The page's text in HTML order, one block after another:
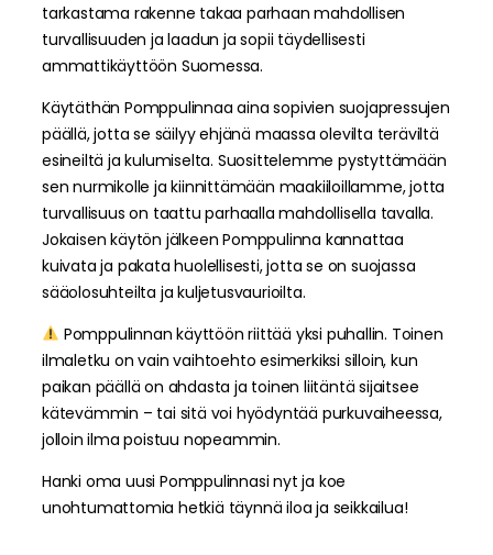
tarkastama rakenne takaa parhaan mahdollisen
turvallisuuden ja laadun ja sopii täydellisesti
ammattikäyttöön Suomessa.
Käytäthän Pomppulinnaa aina sopivien suojapressujen
päällä, jotta se säilyy ehjänä maassa olevilta teräviltä
esineiltä ja kulumiselta. Suosittelemme pystyttämään
sen nurmikolle ja kiinnittämään maakiiloillamme, jotta
turvallisuus on taattu parhaalla mahdollisella tavalla.
Jokaisen käytön jälkeen Pomppulinna kannattaa
kuivata ja pakata huolellisesti, jotta se on suojassa
sääolosuhteilta ja kuljetusvaurioilta.
Pomppulinnan käyttöön riittää yksi puhallin. Toinen
ilmaletku on vain vaihtoehto esimerkiksi silloin, kun
paikan päällä on ahdasta ja toinen liitäntä sijaitsee
kätevämmin – tai sitä voi hyödyntää purkuvaiheessa,
jolloin ilma poistuu nopeammin.
Hanki oma uusi Pomppulinnasi nyt ja koe
unohtumattomia hetkiä täynnä iloa ja seikkailua!